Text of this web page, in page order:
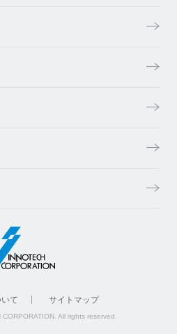
て サイトマップ
All rights reserved.